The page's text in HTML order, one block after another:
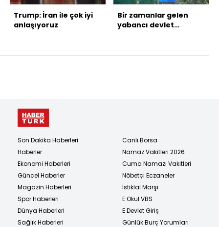
Trump: İran ile çok iyi
anlaşıyoruz
Bir zamanlar gelen
yabancı devlet
Türkiye, NATO
Son Dakika Haberleri
Haberler
Ekonomi Haberleri
Güncel Haberler
Magazin Haberleri
Spor Haberleri
Dünya Haberleri
Sağlık Haberleri
Canlı Borsa
Namaz Vakitleri 2026
Cuma Namazı Vakitleri
Nöbetçi Eczaneler
İstiklal Marşı
E Okul VBS
E Devlet Giriş
Günlük Burç Yorumları